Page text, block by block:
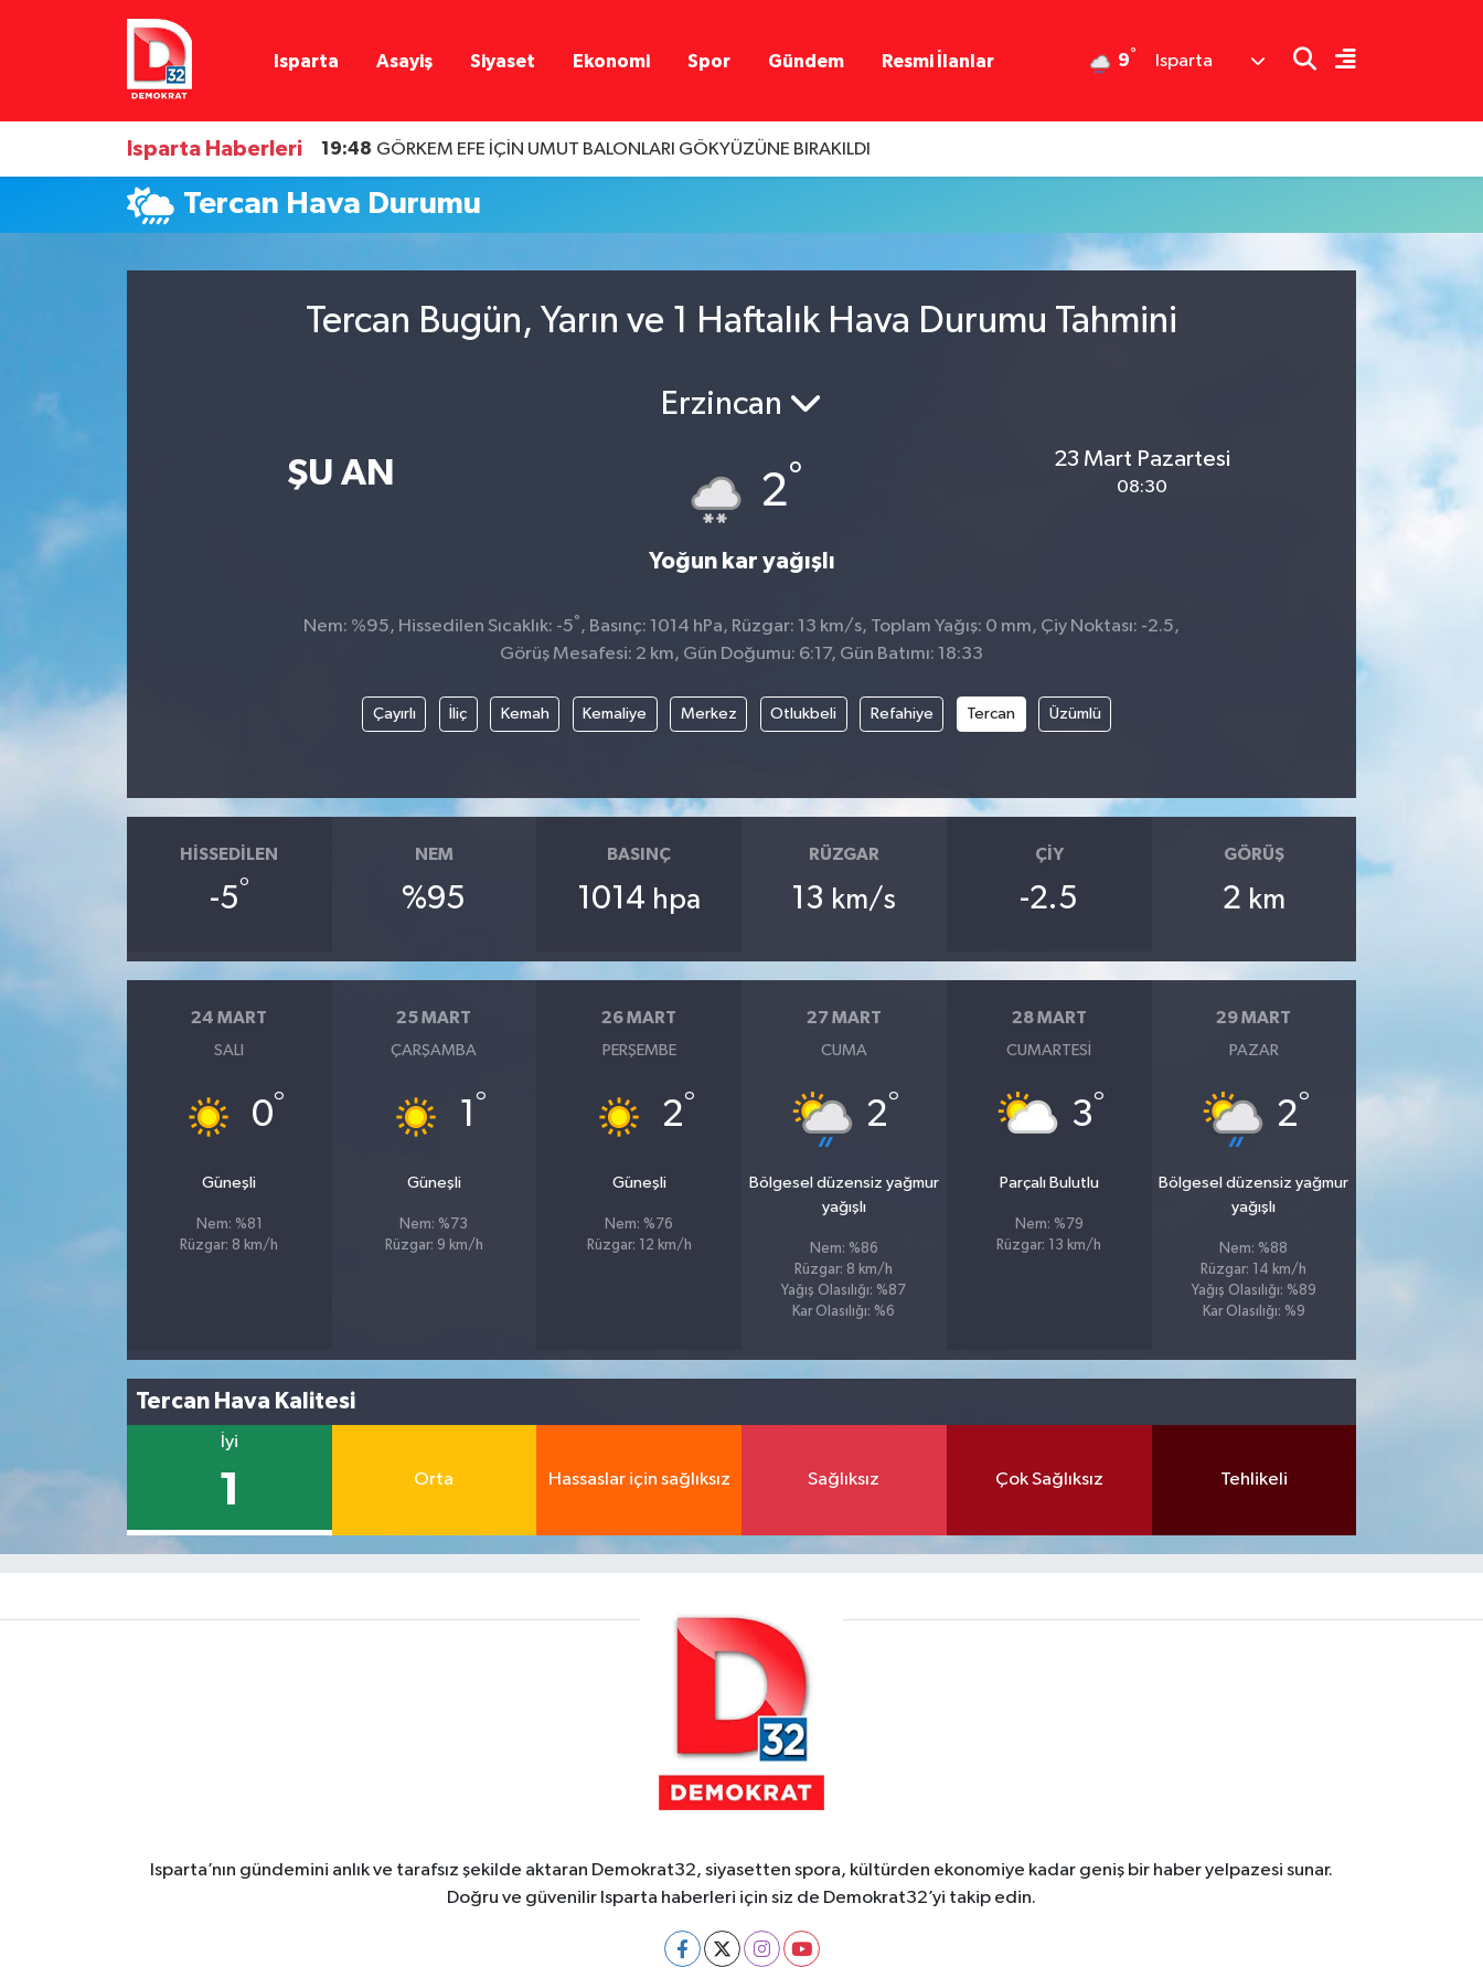
Isparta Asayiş Siyaset Ekonomi Spor Gündem Resmi İlanlar 9° Isparta
Isparta Haberleri 19:48 GÖRKEM EFE İÇİN UMUT BALONLARI GÖKYÜZÜNE BIRAKILDI
Tercan Hava Durumu
Tercan Bugün, Yarın ve 1 Haftalık Hava Durumu Tahmini
ŞU AN
Erzincan
2°
Yoğun kar yağışlı
23 Mart Pazartesi
08:30
Nem: %95, Hissedilen Sıcaklık: -5°, Basınç: 1014 hPa, Rüzgar: 13 km/s, Toplam Yağış: 0 mm, Çiy Noktası: -2.5,
Görüş Mesafesi: 2 km, Gün Doğumu: 6:17, Gün Batımı: 18:33
Çayırlı İliç Kemah Kemaliye Merkez Otlukbeli Refahiye Tercan Üzümlü
HISSEDILEN
-5°
NEM
%95
BASINÇ
1014 hpa
RÜZGAR
13 km/s
ÇIY
-2.5
GÖRÜŞ
2 km
24 MART
SALI
0°
Güneşli
Nem: %81
Rüzgar: 8 km/h
25 MART
ÇARŞAMBA
1 °
Güneşli
Nem: %73
Rüzgar: 9 km/h
26 MART
PERŞEMBE
2°
Güneşli
Nem: %76
Rüzgar: 12 km/h
27 MART
CUMA
2°
Bölgesel düzensiz yağmur
yağışlı
Nem: %86
Rüzgar: 8 km/h
Yağış Olasılığı: %87
Kar Olasılığı: %6
28 MART
CUMARTESI
3°
Parçalı Bulutlu
Nem: %79
Rüzgar: 13 km/h
29 MART
PAZAR
2°
Bölgesel düzensiz yağmur
yağışlı
Nem: %88
Rüzgar: 14 km/h
Yağış Olasılığı: %89
Kar Olasılığı: %9
Tercan Hava Kalitesi
İyi
1 Orta Hassaslar için sağlıksız Sağlıksız Çok Sağlıksız Tehlikeli
Isparta’nın gündemini anlık ve tarafsız şekilde aktaran Demokrat32, siyasetten spora, kültürden ekonomiye kadar geniş bir haber yelpazesi sunar.
Doğru ve güvenilir Isparta haberleri için siz de Demokrat32’yi takip edin.
Isparta Nöbetçi Eczaneler
Isparta Hava Durumu
Isparta Namaz Vakitleri
Süper Lig Puan Durumu ve Fikstür